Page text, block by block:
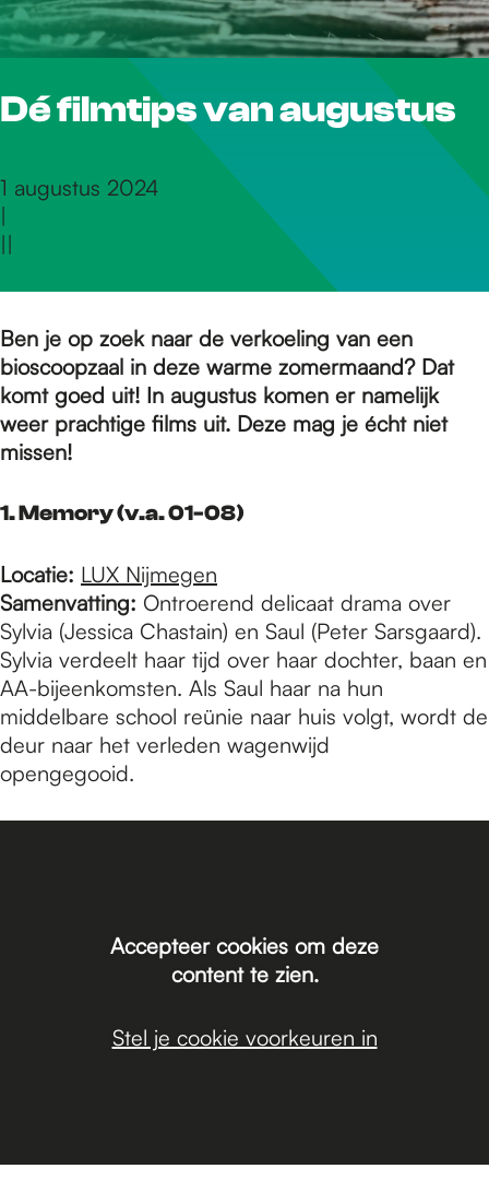
r
d
e
h
o
m
e
p
a
g
e
Dé filmtips van augustus
1 augustus 2024
|
||
Ben je op zoek naar de verkoeling van een
bioscoopzaal in deze warme zomermaand? Dat
komt goed uit! In augustus komen er namelijk
weer prachtige films uit. Deze mag je écht niet
missen!
1. Memory (v.a. 01-08)
Locatie: LUX Nijmegen
Samenvatting: Ontroerend delicaat drama over
Sylvia (Jessica Chastain) en Saul (Peter Sarsgaard).
Sylvia verdeelt haar tijd over haar dochter, baan en
AA-bijeenkomsten. Als Saul haar na hun
middelbare school reünie naar huis volgt, wordt de
deur naar het verleden wagenwijd
opengegooid.
Accepteer cookies om deze
content te zien.
Stel je cookie voorkeuren in